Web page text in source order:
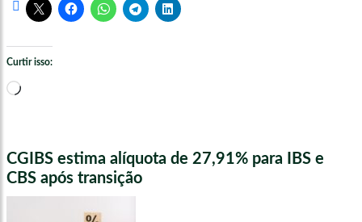
Curtir isso:
Carregando...
CGIBS estima alíquota de 27,91% para IBS e
CBS após transição